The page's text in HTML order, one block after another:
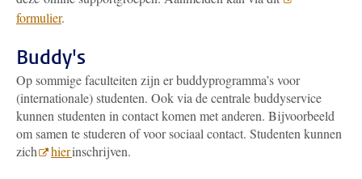
formulier.
Buddy's
Op sommige faculteiten zijn er buddyprogramma’s voor
(internationale) studenten. Ook via de centrale buddyservice
kunnen studenten in contact komen met anderen. Bijvoorbeeld
om samen te studeren of voor sociaal contact. Studenten kunnen
zich
hierinschrijven.